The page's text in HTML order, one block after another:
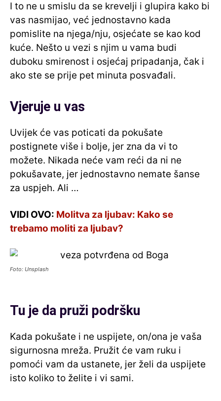
I to ne u smislu da se krevelji i glupira kako bi
vas nasmijao, već jednostavno kada
pomislite na njega/nju, osjećate se kao kod
kuće. Nešto u vezi s njim u vama budi
duboku smirenost i osjećaj pripadanja, čak i
ako ste se prije pet minuta posvađali.
Vjeruje u vas
Uvijek će vas poticati da pokušate
postignete više i bolje, jer zna da vi to
možete. Nikada neće vam reći da ni ne
pokušavate, jer jednostavno nemate šanse
za uspjeh. Ali …
VIDI OVO: Molitva za ljubav: Kako se
trebamo moliti za ljubav?
Foto: Unsplash
Tu je da pruži podršku
Kada pokušate i ne uspijete, on/ona je vaša
sigurnosna mreža. Pružit će vam ruku i
pomoći vam da ustanete, jer želi da uspijete
isto koliko to želite i vi sami.